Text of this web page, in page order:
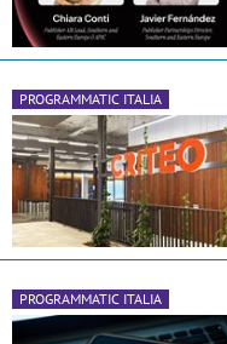
PROGRAMMATIC ITALIA
PROGRAMMATIC ITALIA